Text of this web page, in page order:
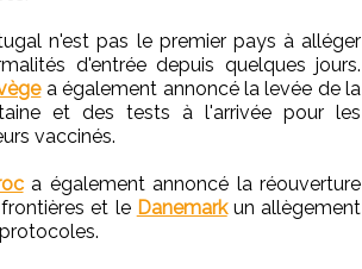
n'est pas le premier pays à alléger
d'entrée depuis quelques jours.
a également annoncé la levée de la
et des tests à l'arrivée pour les
vaccinés.
a également annoncé la réouverture
et le Danemarkun allègement